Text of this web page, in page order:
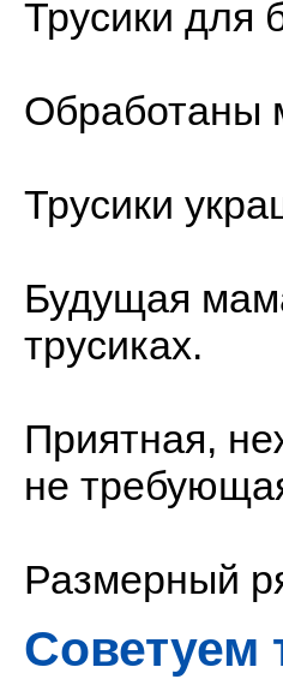
Трусики для
Обработаны
Трусики
Будущая
трусиках.
Приятная,
не
Размерный
Советуем